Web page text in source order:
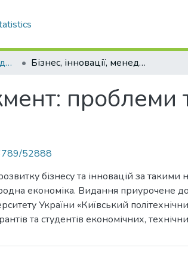
Бізнес, інновації, менеджмент: проблеми та перспективи Бізнес, інновації, менеджмент: проблеми та перспективи (3 ; 2022 ; Київ)
52888
бізнесу та інновацій за
економіка. Видання приурочене
України «Київський
та студентів економічних,